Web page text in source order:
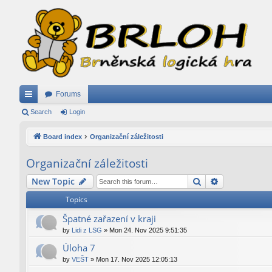
ui
ks
Forums
Search Login
Board index Organizační záležitosti
Organizační záležitosti
New Topic Search
Topics
Špatné zařazení v kraji
by Lidi z LSG » Mon 24. Nov 2025 9:51:35
Úloha 7
by VEŠT » Mon 17. Nov 2025 12:05:13